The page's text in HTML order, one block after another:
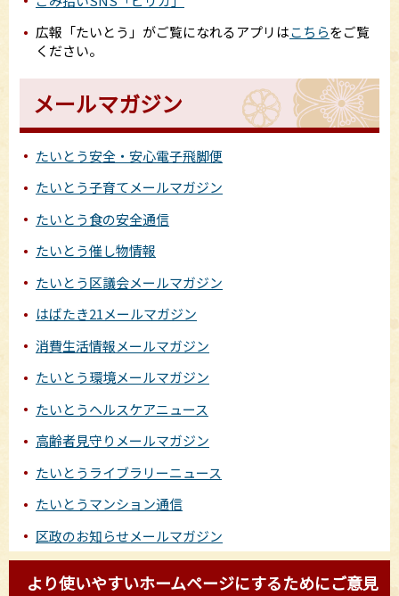
広報「たいとう」がご覧になれるアプリはこちらをご覧
ください。
メールマガジン
たいとう安全・安心電子飛脚便
たいとう子育てメールマガジン
たいとう食の安全通信
たいとう催し物情報
たいとう区議会メールマガジン
はばたき21メールマガジン
消費生活情報メールマガジン
たいとう環境メールマガジン
たいとうヘルスケアニュース
高齢者見守りメールマガジン
たいとうライブラリーニュース
たいとうマンション通信
区政のお知らせメールマガジン
より使いやすいホームページにするためにご意見